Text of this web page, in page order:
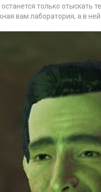
только отыскать
вам лаборатория, а в